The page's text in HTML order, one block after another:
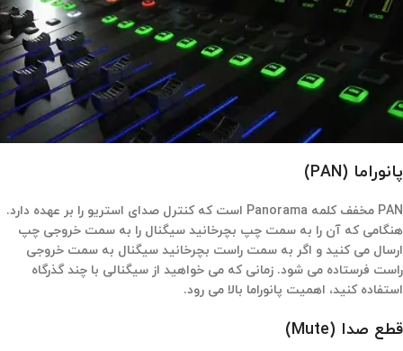
پانوراما (PAN)
PAN مخفف کلمه Panorama است که کنترل صدای استریو را بر عهده دارد.
هنگامی که آن را به سمت چپ بچرخانید سیگنال را به سمت خروجی چپ
ارسال می کنید و اگر به سمت راست بچرخانید سیگنال به سمت خروجی
راست فرستاده می شود. زمانی که می خواهید از سیگنالی با چند گذرگاه
استفاده کنید، اهمیت پانوراما بالا می رود.
قطع صدا (Mute)